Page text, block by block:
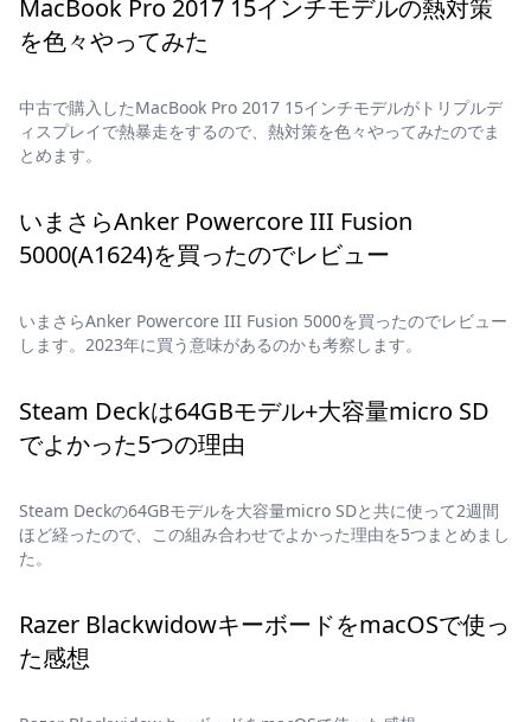
MacBook Pro 2017 15インチモデルの熱対策
を色々やってみた
中古で購入したMacBook Pro 2017 15インチモデルがトリプルデ
ィスプレイで熱暴走をするので、熱対策を色々やってみたのでま
とめます。
いまさらAnker Powercore III Fusion
5000(A1624)を買ったのでレビュー
いまさらAnker Powercore III Fusion 5000を買ったのでレビュー
します。2023年に買う意味があるのかも考察します。
Steam Deckは64GBモデル+大容量micro SD
でよかった5つの理由
Steam Deckの64GBモデルを大容量micro SDと共に使って2週間
ほど経ったので、この組み合わせでよかった理由を5つまとめまし
た。
Razer BlackwidowキーボードをmacOSで使っ
た感想